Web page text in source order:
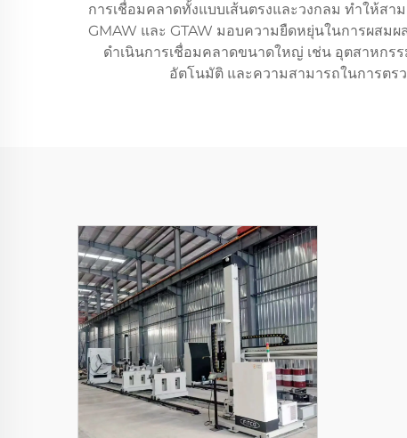
การเชื่อมคลาดทั้งแบบเส้นตรงและวงกลม ทำให้สา
GMAW และ GTAW มอบความยืดหยุ่นในการผสม
ดำเนินการเชื่อมคลาดขนาดใหญ่ เช่น อุตสาหก
อัตโนมัติ และความสามารถในการต